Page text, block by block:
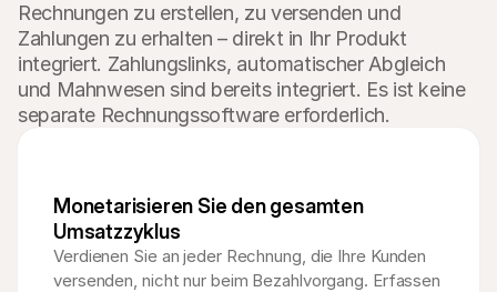
Rechnungen zu erstellen, zu versenden und
Zahlungen zu erhalten – direkt in Ihr Produkt
integriert. Zahlungslinks, automatischer Abgleich
und Mahnwesen sind bereits integriert. Es ist keine
separate Rechnungssoftware erforderlich.
Monetarisieren Sie den gesamten
Umsatzzyklus
Verdienen Sie an jeder Rechnung, die Ihre Kunden
versenden, nicht nur beim Bezahlvorgang. Erfassen